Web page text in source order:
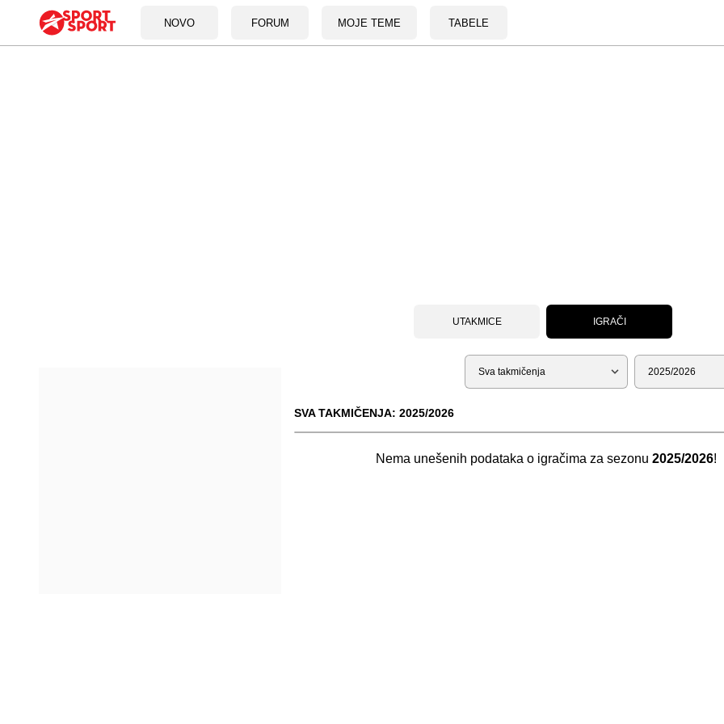
NOVO FORUM MOJE TEME TABELE
UTAKMICE IGRAČI
Tip Sezona
SVA TAKMIČENJA: 2025/2026
Nema unešenih podataka o igračima za sezonu 2025/2026!